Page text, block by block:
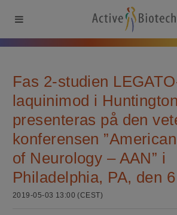
Fas 2-studien
laquinimod i
presenteras på den
konferensen
of Neurology – AAN” i
Philadelphia, PA, den
2019-05-03 13:00 (CEST)